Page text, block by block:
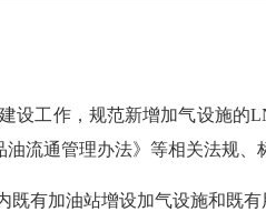
工作，规范新增加气设施的
流通管理办法》等相关法规、
加油站增设加气设施和既有